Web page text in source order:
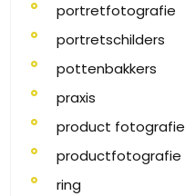
portretfotografie
portretschilders
pottenbakkers
praxis
product fotografie
productfotografie
ring